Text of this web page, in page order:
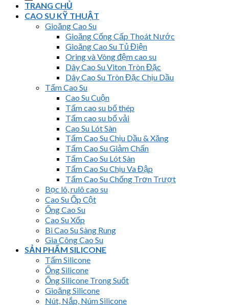
TRANG CHỦ
CAO SU KỸ THUẬT
Gioăng Cao Su
Gioăng Cống Cấp Thoát Nước
Gioăng Cao Su Tủ Điện
Oring và Vòng đệm cao su
Dây Cao Su Viton Tròn Đặc
Dây Cao Su Tròn Đặc Chịu Dầu
Tấm Cao Su
Cao Su Cuộn
Tấm cao su bố thép
Tấm cao su bố vải
Cao Su Lót Sàn
Tấm Cao Su Chịu Dầu & Xăng
Tấm Cao Su Giảm Chấn
Tấm Cao Su Lót Sàn
Tấm Cao Su Chịu Va Đập
Tấm Cao Su Chống Trơn Trượt
Bọc lô, rulô cao su
Cao Su Ốp Cột
Ống Cao Su
Cao Su Xốp
Bi Cao Su Sàng Rung
Gia Công Cao Su
SẢN PHẨM SILICONE
Tấm Silicone
Ống Silicone
Ống Silicone Trong Suốt
Gioăng Silicone
Nút, Nắp, Núm Silicone